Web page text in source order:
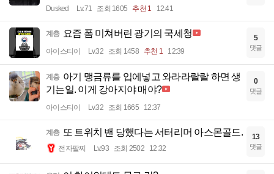
Dusked Lv.71 조회 1605 추천 1 12:41
계층 요즘 폼 미쳐버린 광기의 국세청
아이스티이 Lv.32 조회 1458 추천 1 12:39
5
댓글
계층 아기 맹금류를 입에넣고 와라라랄랄 하면 생
기는일. 이게 강아지야 매야?
아이스티이 Lv.32 조회 1665 12:37
0
댓글
계층 또 트위치 밴 당했다는 서터리머 아스몬골드.
전자팔찌 Lv.93 조회 2502 12:32
13
댓글